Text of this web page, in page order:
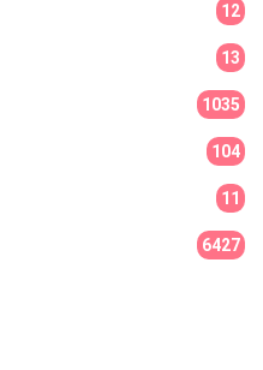
12
13
1035
104
11
6427